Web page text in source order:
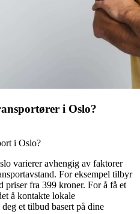
i Oslo?
i Oslo?
varierer avhengig av faktorer
For eksempel tilbyr
priser fra 399 kroner. For å få et
å kontakte lokale
et tilbud basert på dine